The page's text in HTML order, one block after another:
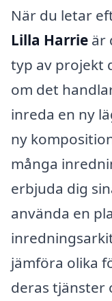
När du letar
Lilla Harrie är
typ av projekt
om det
inreda en ny
ny
många
erbjuda dig
använda en
jämföra olika
deras tjänster